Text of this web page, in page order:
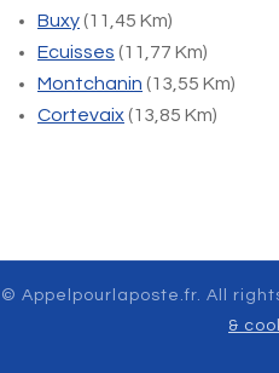
Buxy(11,45 Km)
Ecuisses (11,77 Km)
Montchanin (13,55 Km)
Cortevaix(13,85 Km)
© Appelpourlaposte.fr. All
&